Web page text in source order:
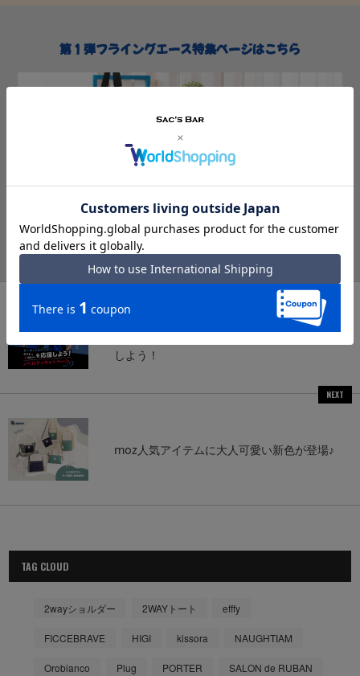
第１弾フライングエース特集ページはこちら
PREV
第9弾！ノベルティキャンペーン開催！ サー
しよう！
NEXT
moz人気アイテムに大人可愛い新色が登場♪
TAG CLOUD
2wayショルダー 2WAYトート efffy
FICCEBRAVE HIGI kissora NAUGHTIAM
Orobianco Plug PORTER SALON de RUBAN